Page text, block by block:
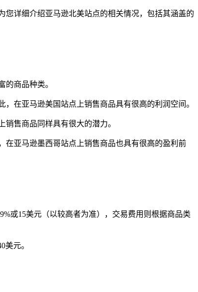
详细介绍亚马逊北美站点的相关情况，包括其涵盖的
商品种类。
在亚马逊美国站点上销售商品具有很高的利润空间。
售商品同样具有很大的潜力。
在亚马逊墨西哥站点上销售商品也具有很高的盈利前
或15美元（以较高者为准），交易费用则根据商品类
美元。